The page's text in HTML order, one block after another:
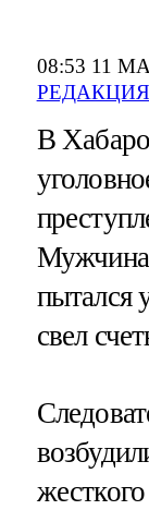
08:53 11
В
Мужчина
пытался
свел